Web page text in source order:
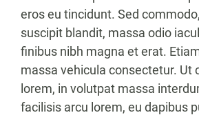
eros eu tincidunt. Sed
suscipit blandit, massa odio
finibus nibh magna et erat.
massa vehicula consectetur. Ut
lorem, in volutpat massa
facilisis arcu lorem, eu dapibus